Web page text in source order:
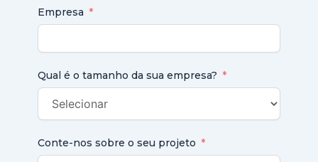
Empresa
Qual é o tamanho da sua empresa?
Conte-nos sobre o seu projeto